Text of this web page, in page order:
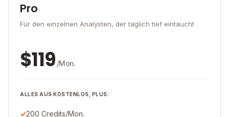
Pro
Für den einzelnen Analysten, der täglich tief eintaucht
$119 /Mon.
ALLES AUS KOSTENLOS, PLUS:
200 Credits/Mon.